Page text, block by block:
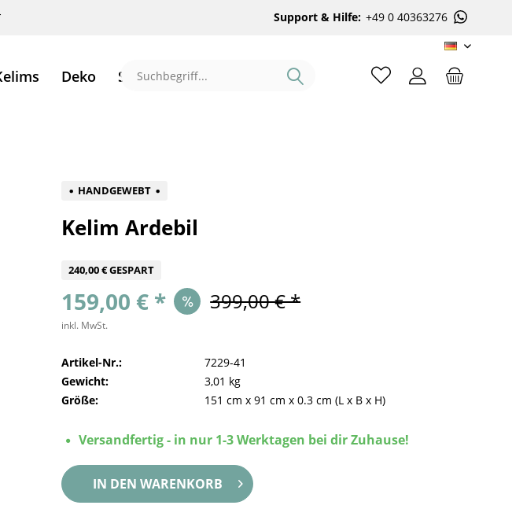
Support & Hilfe: +49 0 40363276
DE
Deko Sale %
HANDGEWEBT
Kelim Ardebil
240,00 € GESPART
159,00 € * 399,00 € *
inkl. MwSt.
Artikel-Nr.:
7229-41
Gewicht:
3,01 kg
Größe:
151 cm x91 cm x0.3 cm (L x B x H)
Versandfertig - in nur 1-3 Werktagen bei dir Zuhause!
IN DEN WARENKORB